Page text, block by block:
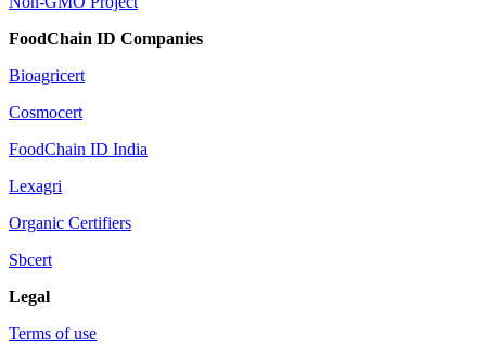
FoodChain ID Companies
Bioagricert
Cosmocert
FoodChain ID India
Lexagri
Organic Certifiers
Sbcert
Legal
Terms of use